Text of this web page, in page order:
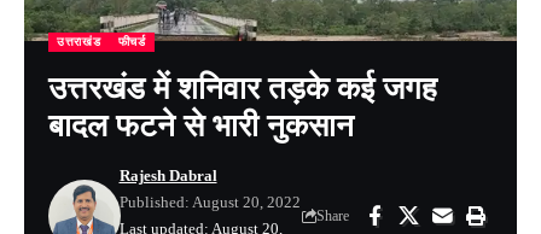
उत्तराखंड फीचर्ड
उत्तरखंड में शनिवार तड़के कई जगह
बादल फटने से भारी नुकसान
Last updated: August 20,
Rajesh Dabral
Published: August 20, 2022
Share